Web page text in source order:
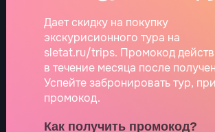
Дает скидку на покупку
экскурисионного тура на
sletat.ru/trips. Промокод
в течение месяца после
Успейте забронировать тур,
промокод.
Как получить промокод?